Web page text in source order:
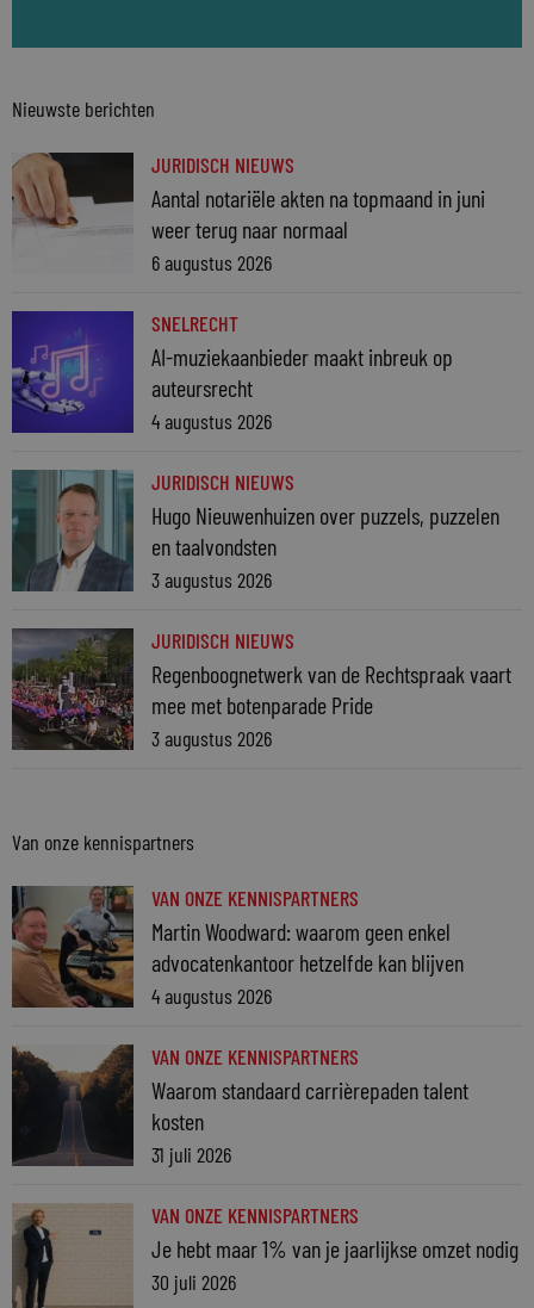
Nieuwste berichten
JURIDISCH NIEUWS
Aantal notariële akten na topmaand in juni
weer terug naar normaal
6 augustus 2026
SNELRECHT
AI-muziekaanbieder maakt inbreuk op
auteursrecht
4 augustus 2026
JURIDISCH NIEUWS
Hugo Nieuwenhuizen over puzzels, puzzelen
en taalvondsten
3 augustus 2026
JURIDISCH NIEUWS
Regenboognetwerk van de Rechtspraak vaart
mee met botenparade Pride
3 augustus 2026
Van onze kennispartners
VAN ONZE KENNISPARTNERS
Martin Woodward: waarom geen enkel
advocatenkantoor hetzelfde kan blijven
4 augustus 2026
VAN ONZE KENNISPARTNERS
Waarom standaard carrièrepaden talent
kosten
31 juli 2026
VAN ONZE KENNISPARTNERS
Je hebt maar 1% van je jaarlijkse omzet nodig
30 juli 2026